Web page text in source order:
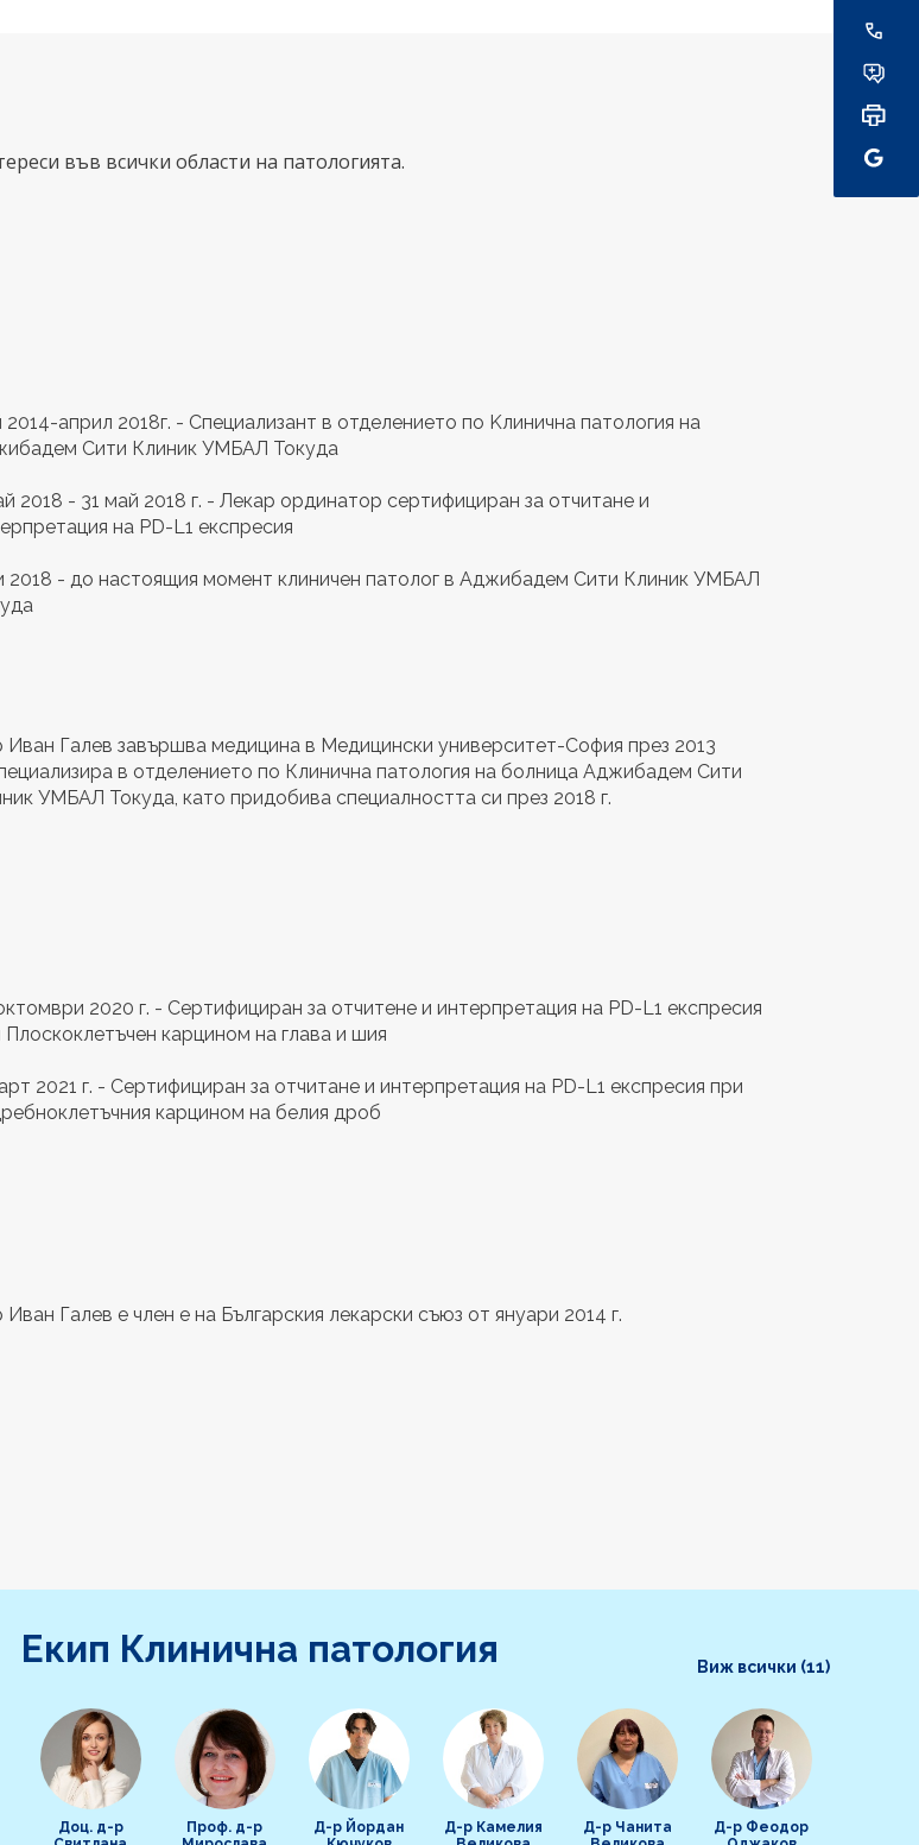
във всички области на патологията.
2014-април 2018г. - Специализант в отделението по Kлинична патология на
Сити Клиник УМБАЛ Токуда
2018 - 31 май 2018 г. - Лекар ординатор сертифициран за отчитане и
на PD-L1 експресия
2018 - до настоящия момент клиничен патолог в Аджибадем Сити Клиник УМБАЛ
Галев завършва медицина в Медицински университет-София през 2013
в отделението по Клинична патология на болница Аджибадем Сити
УМБАЛ Токуда, като придобива специалността си през 2018 г.
2020 г. - Сертифициран за отчитене и интерпретация на PD-L1 експресия
Плоскоклетъчен карцином на глава и шия
2021 г. - Сертифициран за отчитане и интерпретация на PD-L1 експресия при
карцином на белия дроб
Галев е член е на Българския лекарски съюз от януари 2014 г.
Екип Клинична патология
Доц. д-р
Проф. д-р
Д-р Йордан
Д-р Камелия
Д-р Чанита
Д-р Феодор
Виж всички (11)